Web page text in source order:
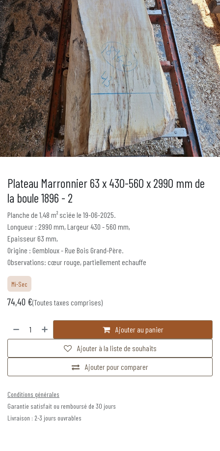
Plateau Marronnier 63 x 430-560 x 2990 mm de
la boule 1896 - 2
Planche de 1,48 m² sciée le 19-06-2025.
Longueur : 2990 mm, Largeur 430 - 560 mm,
Epaisseur 63 mm,
Origine : Gembloux - Rue Bois Grand-Père.
Observations: cœur rouge, partiellement echauffe
Mi-Sec
74,40 €(Toutes taxes comprises)
Ajouter au panier
Ajouter pour comparer
Ajouter à la liste de souhaits
Conditions générales
Garantie satisfait ou remboursé de 30 jours
Livraison : 2-3 jours ouvrables